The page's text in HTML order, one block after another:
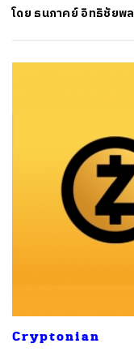
โดย ธนภาคย์ อิทธิชัยพล
Cryptonian